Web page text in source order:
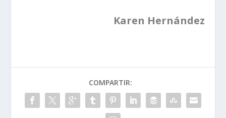
Karen Hernández
COMPARTIR: